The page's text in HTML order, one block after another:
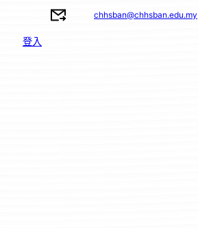
chhsban@chhsban.edu.my
登入